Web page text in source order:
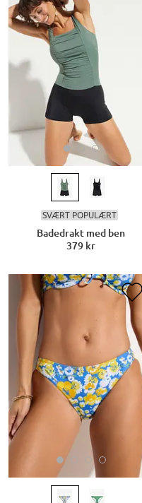
SVÆRT POPULÆRT
Badedrakt med ben
379 kr